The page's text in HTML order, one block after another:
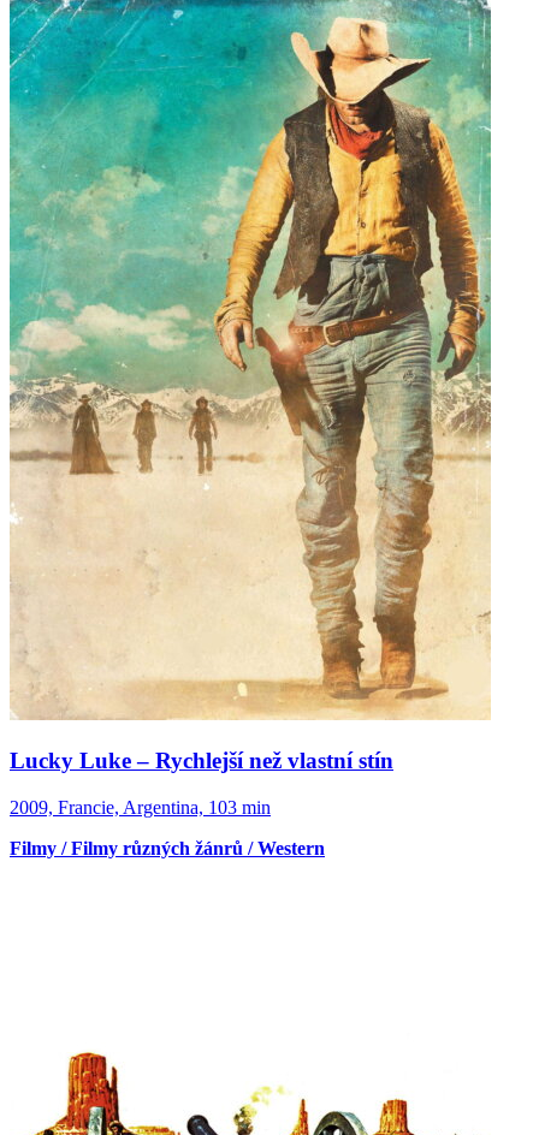
Lucky Luke – Rychlejší než vlastní stín
2009, Francie, Argentina, 103 min
Filmy / Filmy různých žánrů / Western